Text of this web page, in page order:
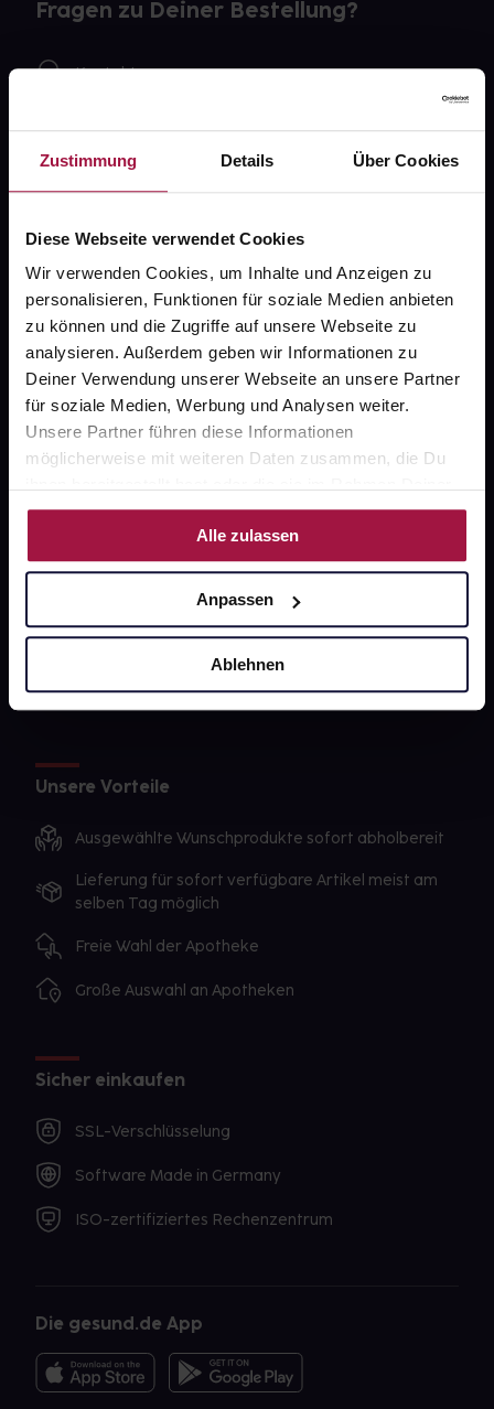
Zustimmung Details Über Cookies
Diese Webseite verwendet Cookies
Wir verwenden Cookies, um Inhalte und Anzeigen zu
personalisieren, Funktionen für soziale Medien anbieten
zu können und die Zugriffe auf unsere Webseite zu
analysieren. Außerdem geben wir Informationen zu
Deiner Verwendung unserer Webseite an unsere Partner
für soziale Medien, Werbung und Analysen weiter.
Unsere Partner führen diese Informationen
möglicherweise mit weiteren Daten zusammen, die Du
Nutzung der Dienste gesammelt haben.
Alle zulassen
Anpassen
Ablehnen
Fragen zu Deiner Bestellung?
Kontakt
gesund.de
Über uns
Karriere
Newsletter
Barrierefreiheitserklärung
PAYBACK
Sanitätshäuser
Impressum
Unsere Vorteile
Ausgewählte Wunschprodukte sofort abholbereit
Lieferung für sofort verfügbare Artikel meist am
selben Tag möglich
Freie Wahl der Apotheke
Große Auswahl an Apotheken
Sicher einkaufen
SSL-Verschlüsselung
Software Made in Germany
ISO-zertifiziertes Rechenzentrum
Die gesund.de App